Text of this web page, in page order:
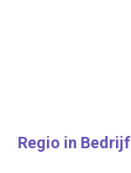
Regio in Bedrijf